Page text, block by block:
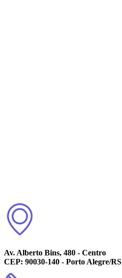
Av. Alberto Bins, 480 - Centro
CEP: 90030-140 - Porto Alegre/RS